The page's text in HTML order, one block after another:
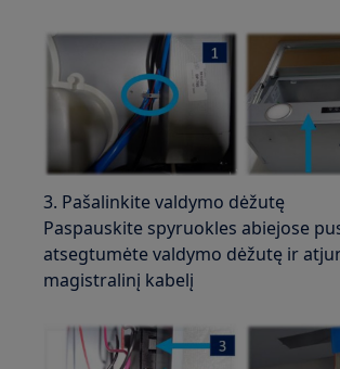
3. Pašalinkite valdymo dėžutę
Paspauskite spyruokles abiejose
atsegtumėte valdymo dėžutę ir
magistralinį kabelį